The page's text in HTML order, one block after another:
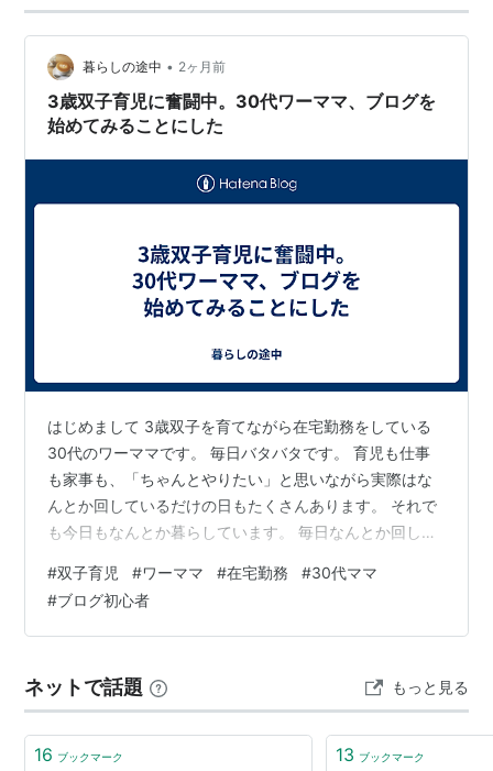
暮らしの途中 • 2ヶ月前
3歳双子育児に奮闘中。30代ワーママ、ブログを
始めてみることにした
はじめまして 3歳双子を育てながら在宅勤務をしている
30代のワーママです。 毎日バタバタです。 育児も仕事
も家事も、「ちゃんとやりたい」と思いながら実際はな
んとか回しているだけの日もたくさんあります。 それで
も今日もなんとか暮らしています。 毎日なんとか回して
り届けるまでが毎日ひとつのミッションです。 着替えた
くない人。ごはんを食べない人。なぜか急に泣く人。 そ
して時間だけは容赦なく過ぎていく。 朝から体力を使い
り着いて仕事を始めています。 そんな我が家の平日も、
今後少しずつ書いていきたいと…
#双子育児 #ワーママ #在宅勤務 #30代ママ
#ブログ初心者
ネットで話題 もっと見る
16 ブックマーク 13 ブックマーク